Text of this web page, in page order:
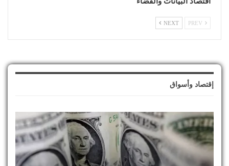
NEXT
إقتصاد وأسواق